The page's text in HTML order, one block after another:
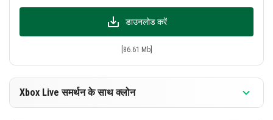
करेंगे। सुधारित:
कपड़े के प्रदर्शन और चयन को ठीक किया गया
माइनक्राफ्ट की ध्वनियाँ सुधारी गईं
किरी रैक का संचालन ठीक किया गया
और अन्य कम महत्वपूर्ण त्रुटियाँ
डाउनलोड करें
[86.61 Mb]
Xbox Live समर्थन के साथ क्लोन